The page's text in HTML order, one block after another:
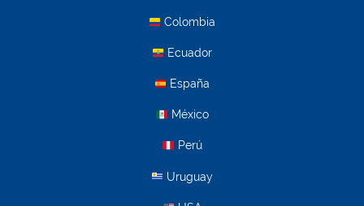
Colombia
Ecuador
España
México
Perú
Uruguay